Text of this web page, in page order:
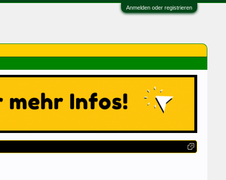
Anmelden oder registrieren